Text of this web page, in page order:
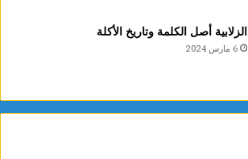
الزلابية أصل الكلمة وتاريخ الأكلة
6 مارس 2024